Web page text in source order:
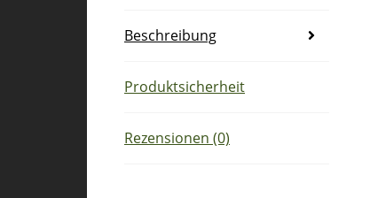
Beschreibung
Produktsicherheit
Rezensionen (0)